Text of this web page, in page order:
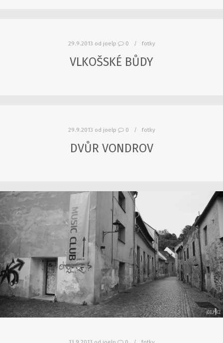
29.9.2013 od joelp 0 fotky
VLKOŠSKÉ BŮDY
29.9.2013 od joelp 0 fotky
DVŮR VONDROV